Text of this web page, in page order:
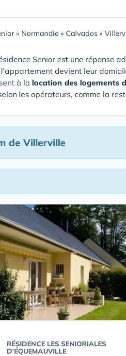
» Normandie » Calvados »
Senior est une réponse
devient leur
à la location des logements
les opérateurs, comme la
de Villerville
RÉSIDENCE LES SENIORIALES
D'ÉQUEMAUVILLE